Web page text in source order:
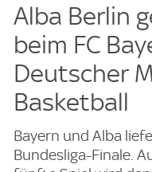
Alba Berlin
beim FC
Deutscher
Basketball
Bayern und Alba
Bundesliga-Finale.